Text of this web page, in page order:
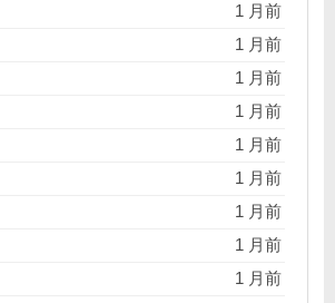
1 月前
1 月前
1 月前
1 月前
1 月前
1 月前
1 月前
1 月前
1 月前